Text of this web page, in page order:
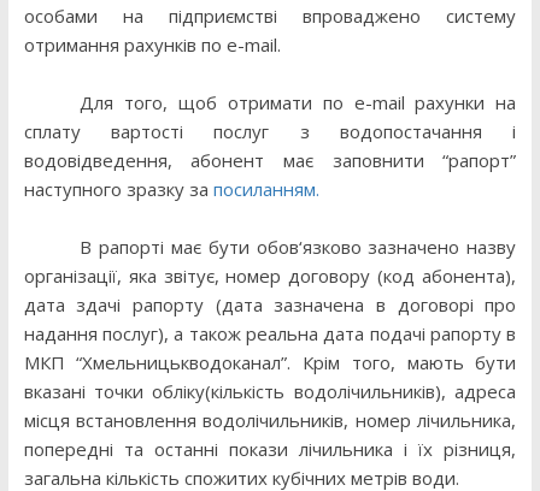
особами на підприємстві впроваджено систему
отримання рахунків по e-mail.
Для того, щоб отримати по e-mail рахунки на
сплату вартості послуг з водопостачання і
водовідведення, абонент має заповнити “рапорт”
наступного зразку за посиланням.
В рапорті має бути обов‘язково зазначено назву
організації, яка звітує, номер договору (код абонента),
дата здачі рапорту (дата зазначена в договорі про
надання послуг), а також реальна дата подачі рапорту в
МКП “Хмельницькводоканал”. Крім того, мають бути
вказані точки обліку(кількість водолічильників), адреса
місця встановлення водолічильників, номер лічильника,
попередні та останні покази лічильника і їх різниця,
загальна кількість спожитих кубічних метрів води.